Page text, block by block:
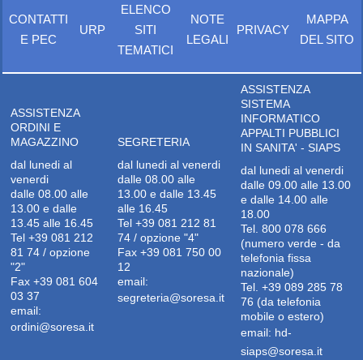
CONTATTI
E PEC
URP
ELENCO
SITI
TEMATICI
NOTE
LEGALI
PRIVACY
MAPPA
DEL SITO
ASSISTENZA
ORDINI E
MAGAZZINO
dal lunedi al
venerdi
dalle 08.00 alle
13.00 e dalle
13.45 alle 16.45
Tel +39 081 212
81 74 / opzione
"2"
Fax +39 081 604
03 37
email:
ordini@soresa.it
SEGRETERIA
dal lunedi al venerdi
dalle 08.00 alle
13.00 e dalle 13.45
alle 16.45
Tel +39 081 212 81
74 / opzione "4"
Fax +39 081 750 00
12
email:
segreteria@soresa.it
ASSISTENZA
SISTEMA
INFORMATICO
APPALTI PUBBLICI
IN SANITA' - SIAPS
dal lunedi al venerdi
dalle 09.00 alle 13.00
e dalle 14.00 alle
18.00
Tel. 800 078 666
(numero verde - da
telefonia fissa
nazionale)
Tel. +39 089 285 78
76 (da telefonia
mobile o estero)
email: hd-
siaps@soresa.it